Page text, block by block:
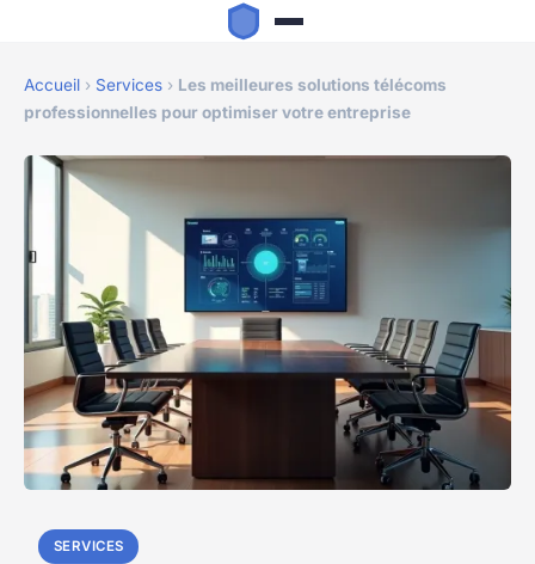
Accueil › Services › Les meilleures solutions télécoms
professionnelles pour optimiser votre entreprise
SERVICES